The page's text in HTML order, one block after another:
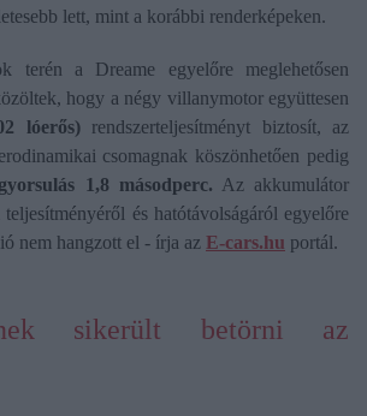
lett, mint a korábbi renderképeken.
terén a Dreame egyelőre meglehetősen
hogy a négy villanymotor együttesen
lóerős)rendszerteljesítményt biztosít, az
csomagnak köszönhetően pedig
1,8 másodperc. Az akkumulátor
és hatótávolságáról egyelőre
nem hangzott el - írja az E-cars.hu portál.
sikerült betörni az